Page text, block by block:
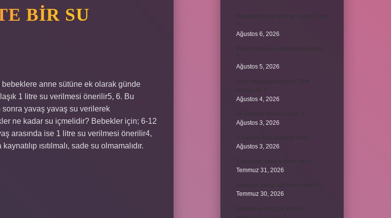
BIR SU
anne sütüne ek olarak günde
1 litre su verilmesi önerilir5, 6. Bu
yavaş yavaş su verilerek
ne kadar su içmelidir? Bebekler için; 6-12
arasında ise 1 litre su verilmesi önerilir4,
ısıtılmalı, sade su olmamalıdır.
Ağustos 6, 2026
Ağustos 5, 2026
Ağustos 4, 2026
Ağustos 3, 2026
Ağustos 3, 2026
Temmuz 31, 2026
Temmuz 30, 2026